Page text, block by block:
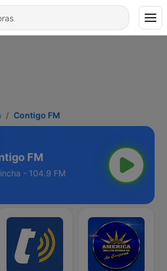
Contigo FM
FM
- 104.9 FM